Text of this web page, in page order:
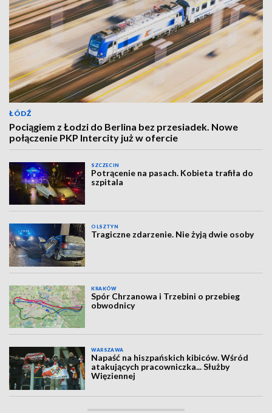
ŁÓDŹ
Pociągiem z Łodzi do Berlina bez przesiadek. Nowe
połączenie PKP Intercity już w ofercie
SZCZECIN
Potrącenie na pasach. Kobieta trafiła do
szpitala
OLSZTYN
Tragiczne zdarzenie. Nie żyją dwie osoby
KRAKÓW
Spór Chrzanowa i Trzebini o przebieg
obwodnicy
WARSZAWA
Napaść na hiszpańskich kibiców. Wśród
atakujących pracowniczka... Służby
Więziennej